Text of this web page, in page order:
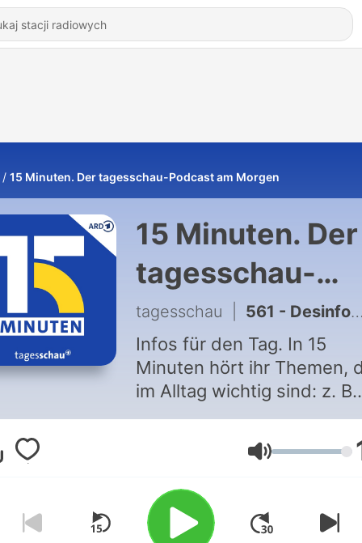
15 Minuten. Der tagesschau-Podcast am Morgen
15 Minuten. Der
tagesschau-
Podcast am
Morgen
tagesschau 561 - Desinformationskampagne "Matrjoschka"/ Feuerwerk trotz Trockenheit/ Digitales Trinkgeld
Infos für den Tag. In 15
Minuten hört ihr Themen,
im Alltag wichtig sind: z. B.
Kindergeld, Gesundheit,
Sicherheit. Wir liefern
aus ganz Deutschland zu
Nachrichten von heute.
Hosts aus verschiedenen
Teilen Deutschlands
Głośność